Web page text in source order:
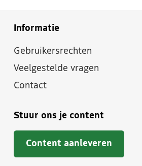
Informatie
Gebruikersrechten
Veelgestelde vragen
Contact
Stuur ons je content
Content aanleveren